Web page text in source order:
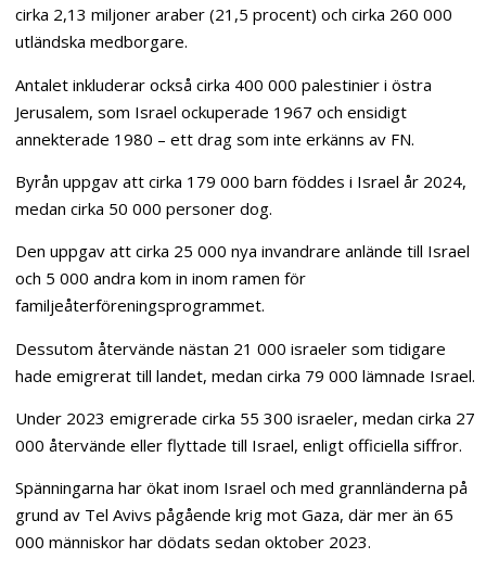
cirka 2,13 miljoner araber (21,5 procent) och cirka 260 000
utländska medborgare.
Antalet inkluderar också cirka 400 000 palestinier i östra
Jerusalem, som Israel ockuperade 1967 och ensidigt
annekterade 1980 – ett drag som inte erkänns av FN.
Byrån uppgav att cirka 179 000 barn föddes i Israel år 2024,
medan cirka 50 000 personer dog.
Den uppgav att cirka 25 000 nya invandrare anlände till Israel
och 5 000 andra kom in inom ramen för
familjeåterföreningsprogrammet.
Dessutom återvände nästan 21 000 israeler som tidigare
hade emigrerat till landet, medan cirka 79 000 lämnade Israel.
Under 2023 emigrerade cirka 55 300 israeler, medan cirka 27
000 återvände eller flyttade till Israel, enligt officiella siffror.
Spänningarna har ökat inom Israel och med grannländerna på
grund av Tel Avivs pågående krig mot Gaza, där mer än 65
000 människor har dödats sedan oktober 2023.